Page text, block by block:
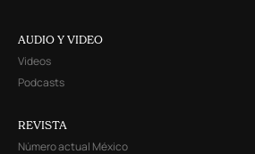
AUDIO Y VIDEO
Videos
Podcasts
REVISTA
Número actual México